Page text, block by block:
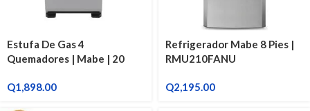
Estufa De Gas 4
Quemadores | Mabe | 20
Q1,898.00
Refrigerador Mabe 8 Pies |
RMU210FANU
Q2,195.00